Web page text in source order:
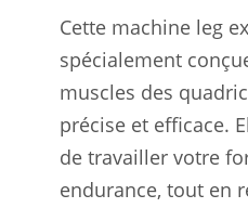
Cette machine leg
spécialement
muscles des
précise et efficace.
de travailler votre
endurance, tout en